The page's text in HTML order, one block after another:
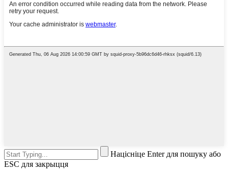
Націсніце Enter для пошуку або
ESC для закрыцця